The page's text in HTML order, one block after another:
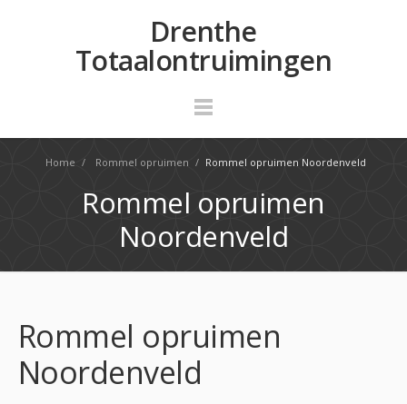
Drenthe
Totaalontruimingen
Home / Rommel opruimen / Rommel opruimen Noordenveld
Rommel opruimen
Noordenveld
Rommel opruimen
Noordenveld